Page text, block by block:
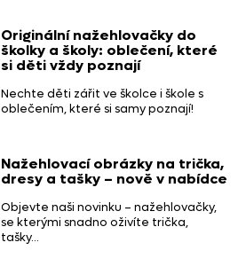
Originální nažehlovačky do
školky a školy: oblečení, které
si děti vždy poznají
Nechte děti zářit ve školce i škole s
oblečením,které si samy poznají!
Nažehlovací obrázky na trička,
dresy a tašky – nově v nabídce
Objevte naši novinku – nažehlovačky,
se kterými snadno oživíte trička,
tašky…